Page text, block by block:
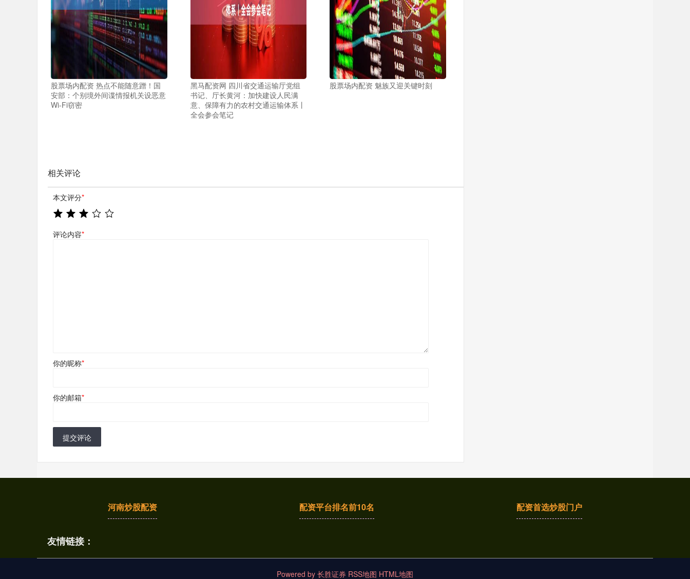
股票场内配资 热点不能随意蹭！国
安部：个别境外间谍情报机关设恶意
Wi-Fi窃密
黑马配资网 四川省交通运输厅党组
书记、厅长黄河：加快建设人民满
意、保障有力的农村交通运输体系丨
全会参会笔记
股票场内配资 魅族又迎关键时刻
相关评论
本文评分*
评论内容*
你的昵称*
你的邮箱*
提交评论
河南炒股配资 配资平台排名前10名 配资首选炒股门户
友情链接：
Powered by 长胜证券 RSS地图 HTML地图